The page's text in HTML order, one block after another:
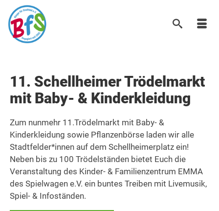
11. Schellheimer Trödelmarkt
mit Baby- & Kinderkleidung
Zum nunmehr 11.Trödelmarkt mit Baby- &
Kinderkleidung sowie Pflanzenbörse laden wir alle
Stadtfelder*innen auf dem Schellheimerplatz ein!
Neben bis zu 100 Trödelständen bietet Euch die
Veranstaltung des Kinder- & Familienzentrum EMMA
des Spielwagen e.V. ein buntes Treiben mit Livemusik,
Spiel- & Infoständen.